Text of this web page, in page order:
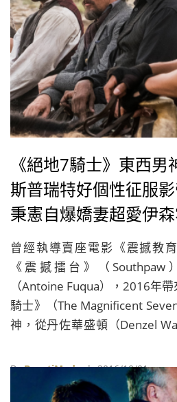
《絕地7騎士》東西
斯普瑞特好個性征服
秉憲自爆嬌妻超愛伊
曾經執導賣座電影《震撼教
《震撼擂台》（
（Antoine Fuqua），2016年
騎士》（The Magnificent
神，從丹佐華盛頓（Denzel
韓男星李秉憲，光是這超強卡
的買票進戲院支持。
ByBeautiMode| 2016/10/01